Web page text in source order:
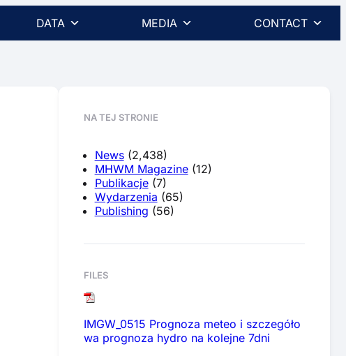
DATA MEDIA CONTACT
NA TEJ STRONIE
News(2,438)
MHWM Magazine(12)
Publikacje(7)
Wydarzenia (65)
Publishing (56)
FILES
IMGW_0515 Prognoza meteo i szczegóło
wa prognoza hydro na kolejne 7dni